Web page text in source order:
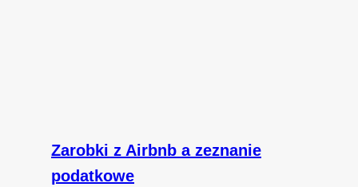
Zarobki z Airbnb a zeznanie
podatkowe